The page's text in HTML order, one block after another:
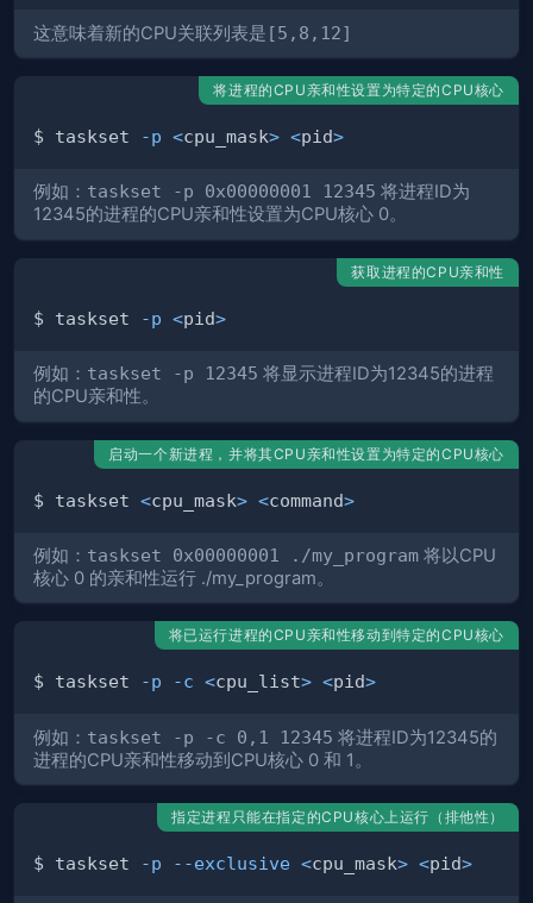
这意味着新的CPU关联列表是 [5,8,12]
将进程的CPU亲和性设置为特定的CPU核心
$ taskset -p <cpu_mask> <pid>
例如： taskset -p 0x00000001 12345 将进程ID为
12345的进程的CPU亲和性设置为CPU核心 0。
获取进程的CPU亲和性
$ taskset -p <pid>
例如： taskset -p 12345 将显示进程ID为12345的进程
的CPU亲和性。
启动一个新进程，并将其CPU亲和性设置为特定的CPU核心
$ taskset <cpu_mask> <command>
例如： taskset 0x00000001 ./my_program 将以CPU
核心 0 的亲和性运行 ./my_program。
将已运行进程的CPU亲和性移动到特定的CPU核心
$ taskset -p -c <cpu_list> <pid>
例如： taskset -p -c 0,1 12345 将进程ID为12345的
进程的CPU亲和性移动到CPU核心 0 和 1。
指定进程只能在指定的CPU核心上运行（排他性）
$ taskset -p --exclusive <cpu_mask> <pid>